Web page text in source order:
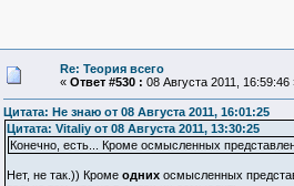
Re: Теория всего
« Ответ #530 : 08 Августа 2011, 16:59:46
Цитата: Не знаю от 08 Августа 2011, 16:01:25
Цитата: Vitaliy от 08 Августа 2011, 13:30:25
Конечно, есть... Кроме осмысленных
Нет, не так.)) Кроме однихосмысленных